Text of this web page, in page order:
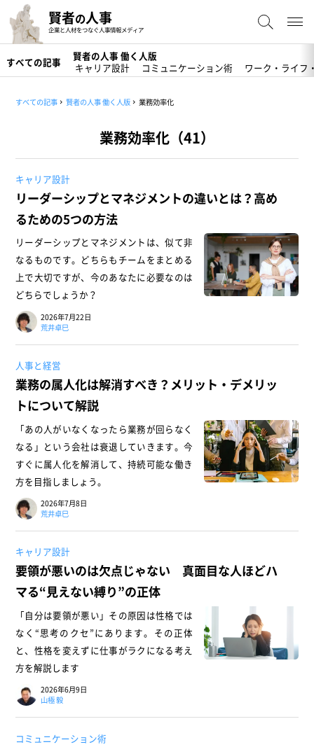
賢者の人事
企業と人材をつなぐ人事情報メディア
すべての記事
賢者の人事 働く人版
キャリア設計
コミュニケーション術 ワーク・ライフ
すべての記事 賢者の人事 働く人版 業務効率化
業務効率化（41）
キャリア設計
リーダーシップとマネジメントの違いとは？高め
るための5つの方法
リーダーシップとマネジメントは、似て非
なるものです。どちらもチームをまとめる
上で大切ですが、今のあなたに必要なのは
どちらでしょうか？
2026年7月22日
荒井卓巳
人事と経営
業務の属人化は解消すべき？メリット・デメリッ
トについて解説
「あの人がいなくなったら業務が回らなく
なる」という会社は衰退していきます。今
すぐに属人化を解消して、持続可能な働き
方を目指しましょう。
2026年7月8日
荒井卓巳
キャリア設計
要領が悪いのは欠点じゃない 真面目な人ほどハ
マる“見えない縛り”の正体
「自分は要領が悪い」その原因は性格では
なく“思考のクセ”にあります。その正体
と、性格を変えずに仕事がラクになる考え
方を解説します
2026年6月9日
山極 毅
コミュニケーション術